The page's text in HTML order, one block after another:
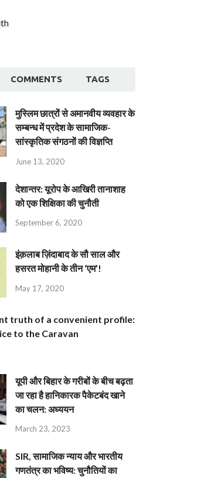
COMMENTS TAGS
मुस्लिम छात्रों से अमानवीय व्यवहार के
सम्बन्ध में प्रदेश के सामाजिक-
सांस्कृतिक संगठनों की विज्ञप्ति
June 13, 2020
देशान्‍तर: यूरोप के आखिरी तानाशाह
को एक शिक्षिका की चुनौती
September 6, 2020
इंक़लाब ज़िंदाबाद के सौ साल और
हसरत मोहानी के तीन ‘एम’!
May 17, 2020
truth of a convenient profile:
to the Caravan
यूपी और बिहार के गरीबों के बीच बढ़ता
जा रहा है हानिकारक पैकेटबंद खाने
का चलन: अध्ययन
March 23, 2023
SIR, सामाजिक न्याय और भारतीय
गणतंत्र का भविष्य: चुनौतियों का